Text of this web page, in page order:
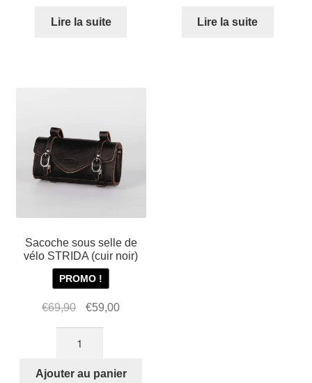
Lire la suite Lire la suite
Sacoche sous selle de
vélo STRIDA (cuir noir)
PROMO !
€69,90
Le
initial
€69,90.
€59,00Le
€59,00.
Sacoche
Ajouter au panier